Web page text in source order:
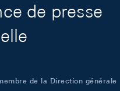
de presse
de la Direction générale